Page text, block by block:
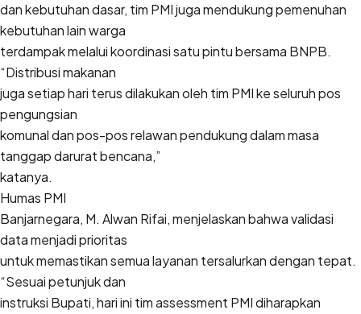
dan kebutuhan dasar, tim PMI juga mendukung pemenuhan
kebutuhan lain warga
terdampak melalui koordinasi satu pintu bersama BNPB.
“Distribusi makanan
juga setiap hari terus dilakukan oleh tim PMI ke seluruh pos
pengungsian
komunal dan pos-pos relawan pendukung dalam masa
tanggap darurat bencana,”
katanya.
Humas PMI
Banjarnegara, M. Alwan Rifai, menjelaskan bahwa validasi
data menjadi prioritas
untuk memastikan semua layanan tersalurkan dengan tepat.
“Sesuai petunjuk dan
instruksi Bupati, hari ini tim assessment PMI diharapkan